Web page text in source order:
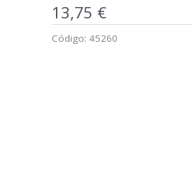
13,75 €
Código:45260